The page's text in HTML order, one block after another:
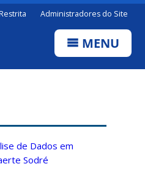
Administradores do Site
MENU
de Dados em
Sodré